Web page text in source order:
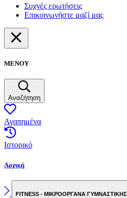
Συχνές ερωτήσεις
Επικοινωνήστε μαζί μας
ΜΕΝΟΥ
Αναζήτηση
Αγαπημένα
Ιστορικό
Αρχική
FITNESS - ΜΙΚΡΟΟΡΓΑΝΑ ΓΥΜΝΑΣΤΙΚΗΣ